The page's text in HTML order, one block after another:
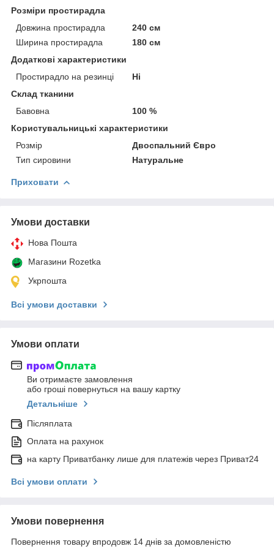
Розміри простирадла
Довжина простирадла
240 см
Ширина простирадла
180 см
Додаткові характеристики
Простирадло на резинці
Ні
Склад тканини
Бавовна
100 %
Користувальницькі характеристики
Розмір
Двоспальний Євро
Тип сировини
Натуральне
Приховати
Умови доставки
Нова Пошта
Магазини Rozetka
Укрпошта
Всі умови доставки
Умови оплати
Ви отримаєте замовлення
або гроші повернуться на вашу картку
Детальніше
Післяплата
Оплата на рахунок
на карту Приватбанку лише для платежів через Приват24
Всі умови оплати
Умови повернення
Повернення товару впродовж 14 днів за домовленістю